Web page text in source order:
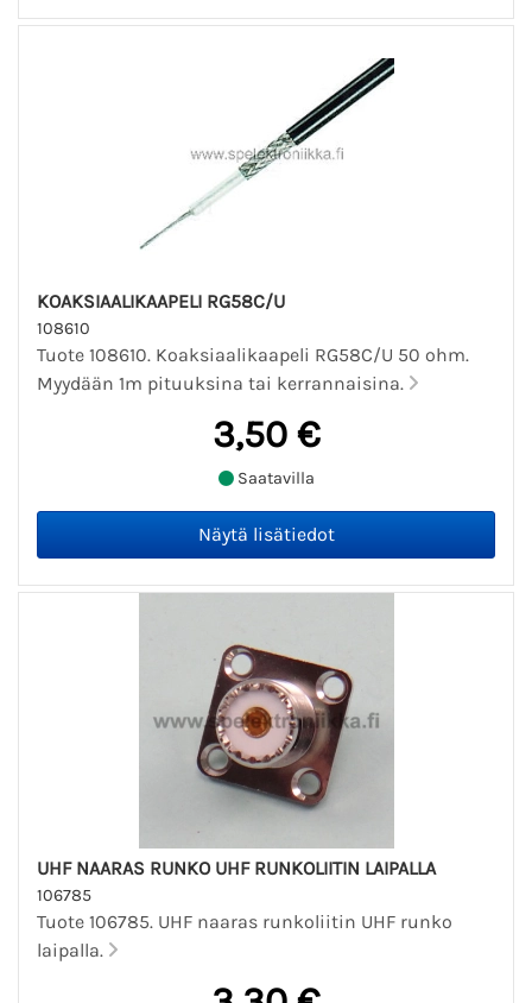
KOAKSIAALIKAAPELI RG58C/U
108610
Tuote 108610. Koaksiaalikaapeli RG58C/U 50 ohm.
Myydään 1m pituuksina tai kerrannaisina.
3,50 €
Saatavilla
UHF NAARAS RUNKO UHF RUNKOLIITIN LAIPALLA
106785
Tuote 106785. UHF naaras runkoliitin UHF runko
laipalla.